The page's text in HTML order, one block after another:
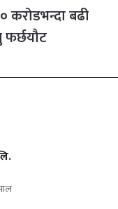
करोडभन्दा बढी